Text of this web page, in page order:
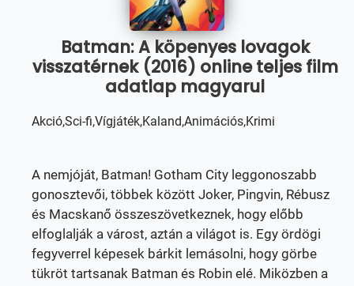
Batman: A köpenyes lovagok
visszatérnek (2016) online teljes film
adatlap magyarul
Akció,Sci-fi,Vígjáték,Kaland,Animációs,Krimi
A nemjóját, Batman! Gotham City leggonoszabb
gonosztevői, többek között Joker, Pingvin, Rébusz
és Macskanő összeszövetkeznek, hogy előbb
elfoglalják a várost, aztán a világot is. Egy ördögi
fegyverrel képesek bárkit lemásolni, hogy görbe
tükröt tartsanak Batman és Robin elé. Miközben a